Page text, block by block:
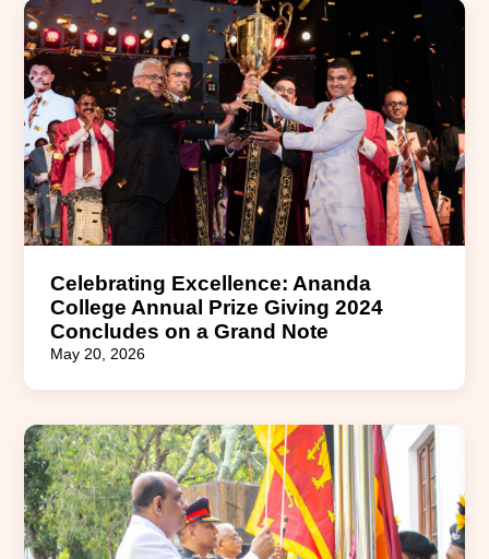
Celebrating Excellence: Ananda
College Annual Prize Giving 2024
Concludes on a Grand Note
May 20, 2026